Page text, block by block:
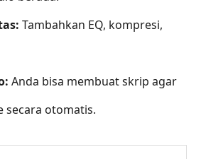
Tambahkan EQ, kompresi,
Anda bisa membuat skrip agar
secara otomatis.